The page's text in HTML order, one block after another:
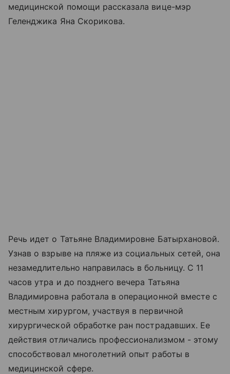
медицинской помощи рассказала вице-мэр
Геленджика Яна Скорикова.
Речь идет о Татьяне Владимировне Батырхановой.
Узнав о взрыве на пляже из социальных сетей, она
незамедлительно направилась в больницу. С 11
часов утра и до позднего вечера Татьяна
Владимировна работала в операционной вместе с
местным хирургом, участвуя в первичной
хирургической обработке ран пострадавших. Ее
действия отличались профессионализмом - этому
способствовал многолетний опыт работы в
медицинской сфере.